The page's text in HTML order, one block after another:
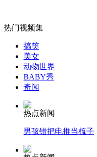
山西运城恶犬咬伤多
无痛分娩是否安全 医
热门视频集
搞笑
美女
动物世界
BABY秀
奇闻
热点新闻
男孩错把电推当梳子